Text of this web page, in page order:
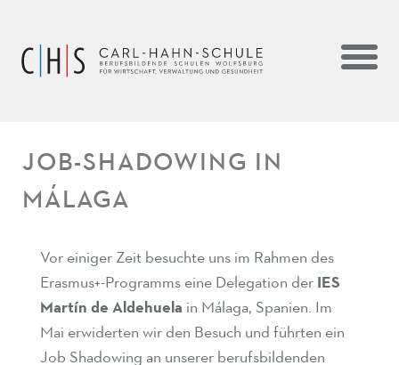
JOB-SHADOWING IN
MÁLAGA
Vor einiger Zeit besuchte uns im Rahmen des
Erasmus+-Programms eine Delegation der
IES
Martín de Aldehuela in Málaga, Spanien. Im
Mai erwiderten wir den Besuch und führten ein
Job Shadowing an unserer berufsbildenden